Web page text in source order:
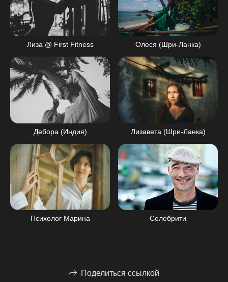
Лиза @ First Fitness Олеся (Шри-Ланка)
Дебора (Индия) Лизавета (Шри-Ланка)
Психолог Марина Селебрити
Поделиться ссылкой